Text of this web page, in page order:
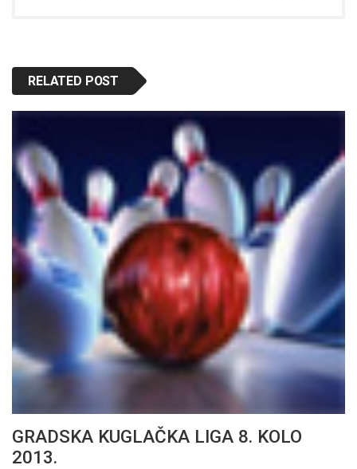
RELATED POST
GRADSKA KUGLAČKA LIGA 8. KOLO
2013.